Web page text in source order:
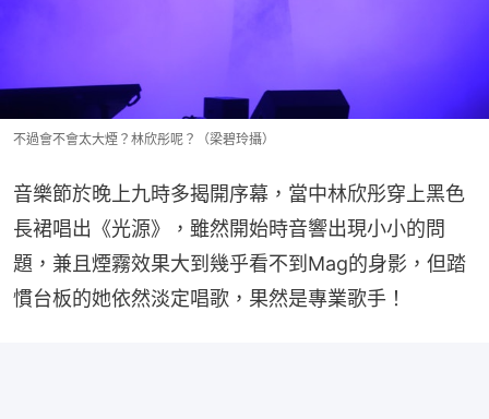
不過會不會太大煙？林欣彤呢？（梁碧玲攝）
音樂節於晚上九時多揭開序幕，當中林欣彤穿上黑色
長裙唱出《光源》，雖然開始時音響出現小小的問
題，兼且煙霧效果大到幾乎看不到Mag的身影，但踏
慣台板的她依然淡定唱歌，果然是專業歌手！